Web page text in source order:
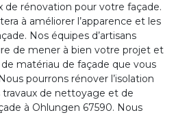
de rénovation pour votre façade.
à améliorer l’apparence et les
Nos équipes d’artisans
de mener à bien votre projet et
matériau de façade que vous
pourrons rénover l’isolation
travaux de nettoyage et de
à Ohlungen 67590. Nous